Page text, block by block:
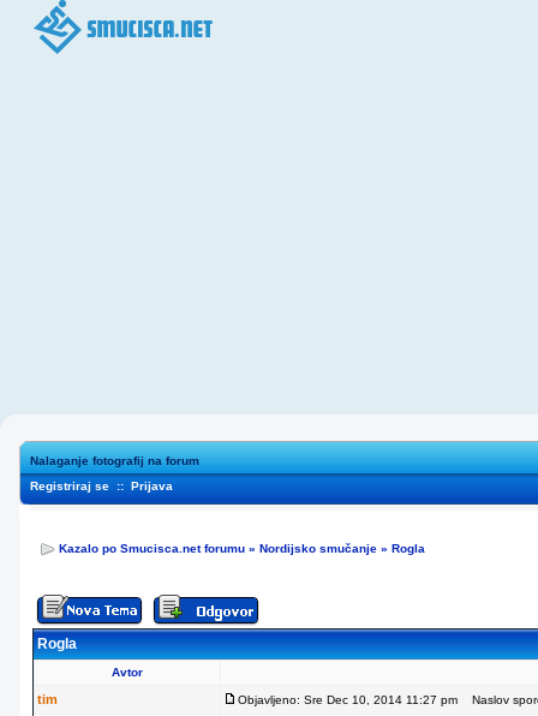
Nalaganje fotografij na forum
Registriraj se :: Prijava
Kazalo po Smucisca.net forumu » Nordijsko smučanje » Rogla
Rogla
Avtor
tim Objavljeno: Sre Dec 10, 2014 11:27 pm Naslov